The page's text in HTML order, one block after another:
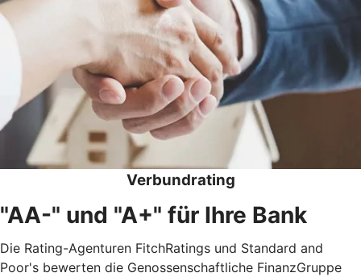
Verbundrating
"AA-" und "A+" für Ihre Bank
Die Rating-Agenturen FitchRatings und Standard and
Poor's bewerten die Genossenschaftliche FinanzGruppe